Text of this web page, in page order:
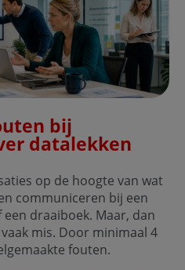
bij
datalekken
op de hoogte van wat
communiceren bij een
draaiboek. Maar, dan
mis. Door minimaal 4
fouten.